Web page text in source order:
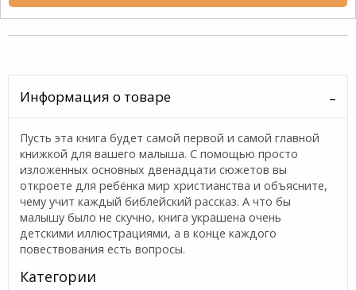
Информация о товаре
Пусть эта книга будет самой первой и самой главной
книжкой для вашего малыша. С помощью просто
изложенных основных двенадцати сюжетов вы
откроете для ребёнка мир христианства и объясните,
чему учит каждый библейский рассказ. А что бы
малышу было не скучно, книга украшена очень
детскими иллюстрациями, а в конце каждого
повествования есть вопросы.
Категории